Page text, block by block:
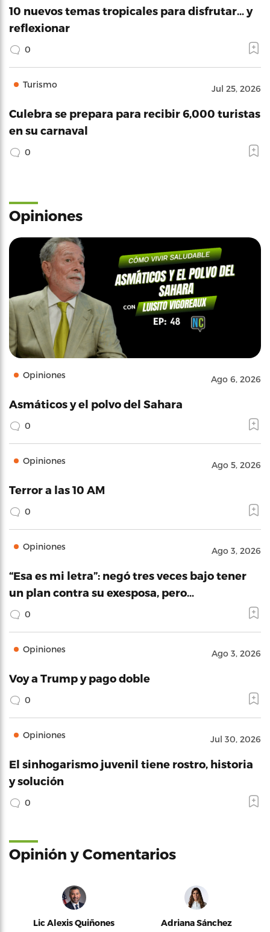
10 nuevos temas tropicales para disfrutar… y
reflexionar
0
Turismo Jul 25, 2026
Culebra se prepara para recibir 6,000 turistas
en su carnaval
0
Opiniones
Opiniones Ago 6, 2026
Asmáticos y el polvo del Sahara
0
Opiniones Ago 5, 2026
Terror a las 10 AM
0
Opiniones Ago 3, 2026
“Esa es mi letra”: negó tres veces bajo tener
un plan contra su exesposa, pero…
0
Opiniones Ago 3, 2026
Voy a Trump y pago doble
0
Opiniones Jul 30, 2026
El sinhogarismo juvenil tiene rostro, historia
y solución
0
Opinión y Comentarios
Lic Alexis Quiñones Adriana Sánchez